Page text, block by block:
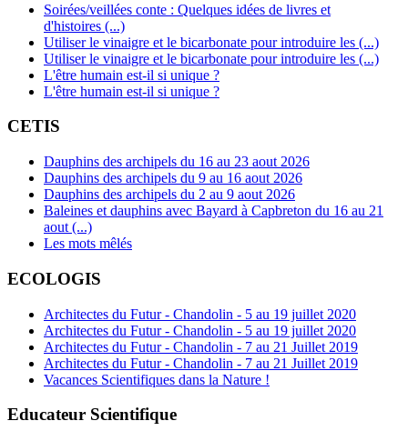
Soirées/veillées conte : Quelques idées de livres et
d'histoires (...)
Utiliser le vinaigre et le bicarbonate pour introduire les (...)
Utiliser le vinaigre et le bicarbonate pour introduire les (...)
L'être humain est-il si unique ?
L'être humain est-il si unique ?
CETIS
Dauphins des archipels du 16 au 23 aout 2026
Dauphins des archipels du 9 au 16 aout 2026
Dauphins des archipels du 2 au 9 aout 2026
Baleines et dauphins avec Bayard à Capbreton du 16 au 21
aout (...)
Les mots mêlés
ECOLOGIS
Architectes du Futur - Chandolin - 5 au 19 juillet 2020
Architectes du Futur - Chandolin - 5 au 19 juillet 2020
Architectes du Futur - Chandolin - 7 au 21 Juillet 2019
Architectes du Futur - Chandolin - 7 au 21 Juillet 2019
Vacances Scientifiques dans la Nature !
Educateur Scientifique